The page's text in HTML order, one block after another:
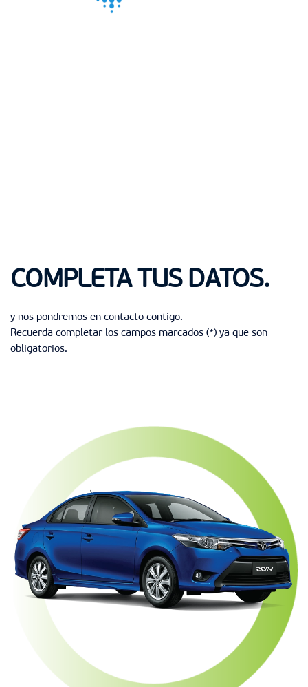
COMPLETA TUS DATOS.
y nos pondremos en contacto contigo.
Recuerda completar los campos marcados (*) ya que son
obligatorios.